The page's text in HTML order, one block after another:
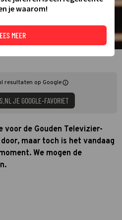
resultaten op Google
JE GOOGLE-FAVORIET
de Gouden Televizier-
maar toch is het vandaag
We mogen de
je waarom!
MEER